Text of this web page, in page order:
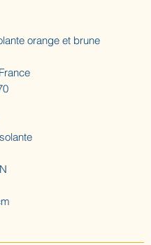
orange et brune